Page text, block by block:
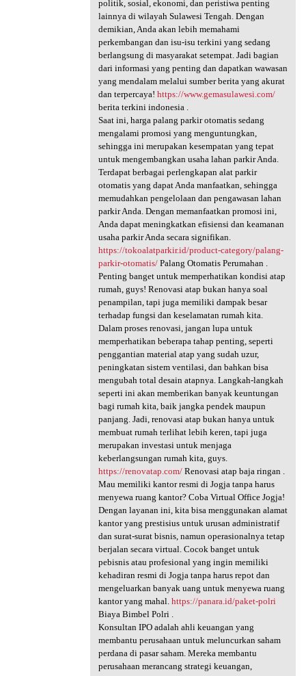
politik, sosial, ekonomi, dan peristiwa penting
lainnya di wilayah Sulawesi Tengah. Dengan
demikian, Anda akan lebih memahami
perkembangan dan isu-isu terkini yang sedang
berlangsung di masyarakat setempat. Jadi bagian
dari informasi yang penting dan dapatkan wawasan
yang mendalam melalui sumber berita yang akurat
dan terpercaya! https://www.gemasulawesi.com/
berita terkini indonesia .
Saat ini, harga palang parkir otomatis sedang
mengalami promosi yang menguntungkan,
sehingga ini merupakan kesempatan yang tepat
untuk mengembangkan usaha lahan parkir Anda.
Terdapat berbagai perlengkapan alat parkir
otomatis yang dapat Anda manfaatkan, sehingga
memudahkan pengelolaan dan pengawasan lahan
parkir Anda. Dengan memanfaatkan promosi ini,
Anda dapat meningkatkan efisiensi dan keamanan
usaha parkir Anda secara signifikan.
https://tokoalatparkir.id/product-category/palang-
parkir-otomatis/Palang Otomatis Perumahan .
Penting banget untuk memperhatikan kondisi atap
rumah, guys! Renovasi atap bukan hanya soal
penampilan, tapi juga memiliki dampak besar
terhadap fungsi dan keselamatan rumah kita.
Dalam proses renovasi, jangan lupa untuk
memperhatikan beberapa tahap penting, seperti
penggantian material atap yang sudah uzur,
peningkatan sistem ventilasi, dan bahkan bisa
mengubah total desain atapnya. Langkah-langkah
seperti ini akan memberikan banyak keuntungan
bagi rumah kita, baik jangka pendek maupun
panjang. Jadi, renovasi atap bukan hanya untuk
membuat rumah terlihat lebih keren, tapi juga
merupakan investasi untuk menjaga
keberlangsungan rumah kita, guys.
https://renovatap.com/Renovasi atap baja ringan .
Mau memiliki kantor resmi di Jogja tanpa harus
menyewa ruang kantor? Coba Virtual Office Jogja!
Dengan layanan ini, kita bisa menggunakan alamat
kantor yang prestisius untuk urusan administratif
dan surat-surat bisnis, namun operasionalnya tetap
berjalan secara virtual. Cocok banget untuk
pebisnis atau profesional yang ingin memiliki
kehadiran resmi di Jogja tanpa harus repot dan
mengeluarkan banyak uang untuk menyewa ruang
kantor yang mahal. https://panara.id/paket-polri
Biaya Bimbel Polri .
Konsultan IPO adalah ahli keuangan yang
membantu perusahaan untuk meluncurkan saham
perdana di pasar saham. Mereka membantu
perusahaan merancang strategi keuangan,